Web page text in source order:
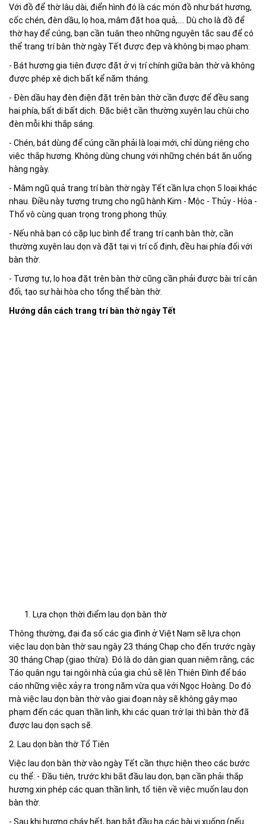
Với đồ để thờ lâu dài, điển hình đó là các món đồ như bát hương,
cốc chén, đèn dầu, lọ hoa, mâm đặt hoa quả,.... Dù cho là đồ để
thờ hay để cúng, bạn cần tuân theo những nguyên tắc sau để có
thể trang trí bàn thờ ngày Tết được đẹp và không bị mạo phạm:
- Bát hương gia tiên được đặt ở vị trí chính giữa bàn thờ và không
được phép xê dịch bất kể năm tháng.
- Đèn dầu hay đèn điện đặt trên bàn thờ cần được để đều sang
hai phía, bất di bất dịch. Đặc biệt cần thường xuyên lau chùi cho
đèn mỗi khi thắp sáng.
- Chén, bát dùng để cúng cần phải là loại mới, chỉ dùng riêng cho
việc thắp hương. Không dùng chung với những chén bát ăn uống
hàng ngày.
- Mâm ngũ quả trang trí bàn thờ ngày Tết cần lựa chọn 5 loại khác
nhau. Điều này tượng trưng cho ngũ hành Kim - Mộc - Thủy - Hỏa -
Thổ vô cùng quan trọng trong phong thủy.
- Nếu nhà bạn có cặp lục bình để trang trí cạnh bàn thờ, cần
thường xuyên lau dọn và đặt tại vị trí cố định, đều hai phía đối với
bàn thờ.
- Tương tự, lọ hoa đặt trên bàn thờ cũng cần phải được bài trí cân
đối, tạo sự hài hòa cho tổng thể bàn thờ.
Hướng dẫn cách trang trí bàn thờ ngày Tết
Lựa chọn thời điểm lau dọn bàn thờ
Thông thường, đại đa số các gia đình ở Việt Nam sẽ lựa chọn
việc lau dọn bàn thờ sau ngày 23 tháng Chạp cho đến trước ngày
30 tháng Chạp (giao thừa). Đó là do dân gian quan niệm rằng, các
Táo quân ngụ tại ngôi nhà của gia chủ sẽ lên Thiên Đình để báo
cáo những việc xảy ra trong năm vừa qua với Ngọc Hoàng. Do đó
mà việc lau dọn bàn thờ vào giai đoạn này sẽ không gây mạo
phạm đến các quan thần linh, khi các quan trở lại thì bàn thờ đã
được lau dọn sạch sẽ.
2. Lau dọn bàn thờ Tổ Tiên
Việc lau dọn bàn thờ vào ngày Tết cần thực hiện theo các bước
cụ thể: - Đầu tiên, trước khi bắt đầu lau dọn, bạn cần phải thắp
hương xin phép các quan thần linh, tổ tiên về việc muốn lau dọn
bàn thờ.
- Sau khi hương cháy hết, bạn bắt đầu hạ các bài vị xuống (nếu